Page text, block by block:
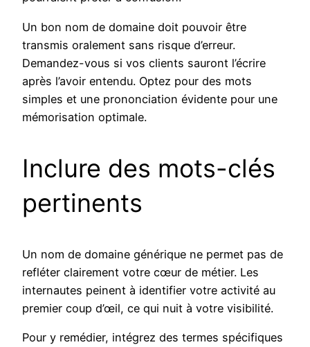
Un bon nom de domaine doit pouvoir être
transmis oralement sans risque d’erreur.
Demandez-vous si vos clients sauront l’écrire
après l’avoir entendu. Optez pour des mots
simples et une prononciation évidente pour une
mémorisation optimale.
Inclure des mots-clés
pertinents
Un nom de domaine générique ne permet pas de
refléter clairement votre cœur de métier. Les
internautes peinent à identifier votre activité au
premier coup d’œil, ce qui nuit à votre visibilité.
Pour y remédier, intégrez des termes spécifiques